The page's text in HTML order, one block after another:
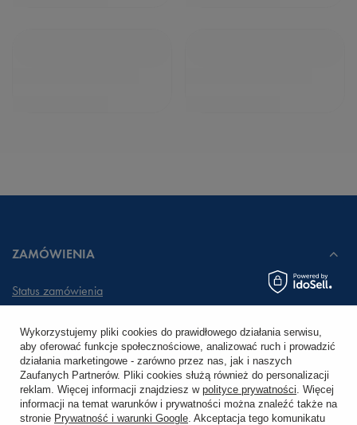
ZAMÓWIENIA
Status zamówienia
Chcę zareklamować produkt
Chcę zwrócić produkt
Chcę wymienić towar
Wykorzystujemy pliki cookies do prawidłowego działania serwisu,
aby oferować funkcje społecznościowe, analizować ruch i prowadzić
działania marketingowe - zarówno przez nas, jak i naszych
Zaufanych Partnerów. Pliki cookies służą również do personalizacji
reklam. Więcej informacji znajdziesz w polityce prywatności. Więcej
informacji na temat warunków i prywatności można znaleźć także na
stronie Prywatność i warunki Google. Akceptacja tego komunikatu